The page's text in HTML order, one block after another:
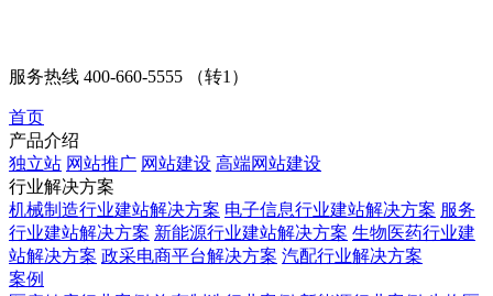
服务热线 400-660-5555 （转1）
首页
产品介绍
独立站 网站推广 网站建设 高端网站建设
行业解决方案
机械制造行业建站解决方案 电子信息行业建站解决方案 服务
行业建站解决方案 新能源行业建站解决方案 生物医药行业建
站解决方案 政采电商平台解决方案 汽配行业解决方案
案例